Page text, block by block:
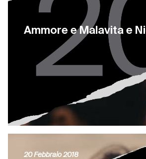
Ammore e Malavita e
20 Febbraio 2018